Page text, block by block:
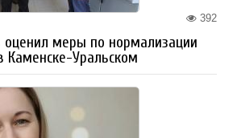
392
меры по нормализации
Каменске-Уральском